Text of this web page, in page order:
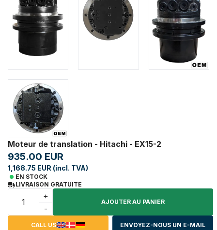
Moteur de translation - Hitachi - EX15-2
935.00 EUR
1,168.75 EUR (incl. TVA)
EN STOCK
LIVRAISON GRATUITE
+
-
AJOUTER AU PANIER
CALL US ENVOYEZ-NOUS UN E-MAIL